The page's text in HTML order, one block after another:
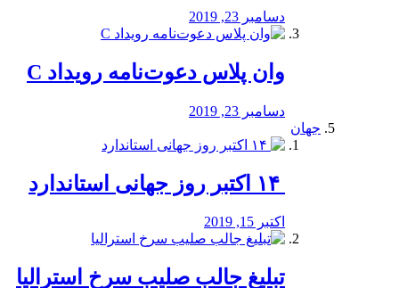
دسامبر 23, 2019
وان پلاس دعوت‌نامه رویداد C
دسامبر 23, 2019
جهان
اکتبر 15, 2019
تبلیغ جالب صلیب سرخ استرالیا